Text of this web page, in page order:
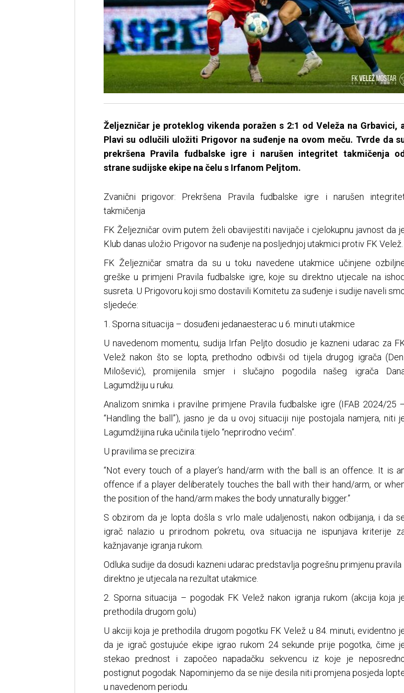
Željezničar je proteklog vikenda poražen s 2:1 od Veleža na Grbavici,
Plavi su odlučili uložiti Prigovor na suđenje na ovom meču. Tvrde da
prekršena Pravila fudbalske igre i narušen integritet takmičenja od
strane sudijske ekipe na čelu s Irfanom Peljtom.
Zvanični prigovor: Prekršena Pravila fudbalske igre i narušen
takmičenja
FK Željezničar ovim putem želi obavijestiti navijače i cjelokupnu javnost da
Klub danas uložio Prigovor na suđenje na posljednjoj utakmici protiv FK Velež.
FK Željezničar smatra da su u toku navedene utakmice učinjene
greške u primjeni Pravila fudbalske igre, koje su direktno utjecale na ishod
susreta. U Prigovoru koji smo dostavili Komitetu za suđenje i sudije naveli
sljedeće:
1. Sporna situacija – dosuđeni jedanaesterac u 6. minuti utakmice
U navedenom momentu, sudija Irfan Peljto dosudio je kazneni udarac za
Velež nakon što se lopta, prethodno odbivši od tijela drugog igrača
Milošević), promijenila smjer i slučajno pogodila našeg igrača
Lagumdžiju u ruku.
Analizom snimka i pravilne primjene Pravila fudbalske igre (IFAB 2024/25
“Handling the ball”), jasno je da u ovoj situaciji nije postojala namjera, niti
Lagumdžijina ruka učinila tijelo “neprirodno većim”.
U pravilima se precizira:
“Not every touch of a player’s hand/arm with the ball is an offence. It is
offence if a player deliberately touches the ball with their hand/arm, or
the position of the hand/arm makes the body unnaturally bigger.”
S obzirom da je lopta došla s vrlo male udaljenosti, nakon odbijanja, i da
igrač nalazio u prirodnom pokretu, ova situacija ne ispunjava kriterije
kažnjavanje igranja rukom.
Odluka sudije da dosudi kazneni udarac predstavlja pogrešnu primjenu pravila
direktno je utjecala na rezultat utakmice.
2. Sporna situacija – pogodak FK Velež nakon igranja rukom (akcija koja
prethodila drugom golu)
U akciji koja je prethodila drugom pogotku FK Velež u 84. minuti, evidentno
da je igrač gostujuće ekipe igrao rukom 24 sekunde prije pogotka, čime
stekao prednost i započeo napadačku sekvencu iz koje je
postignut pogodak. Napominjemo da se nije desila niti promjena posjeda
u navedenom periodu.